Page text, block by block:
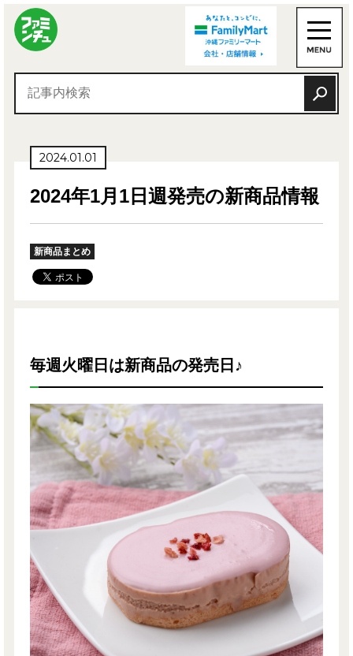
2024.01.01
2024年1月1日週発売の新商品情報
新商品まとめ
毎週火曜日は新商品の発売日♪